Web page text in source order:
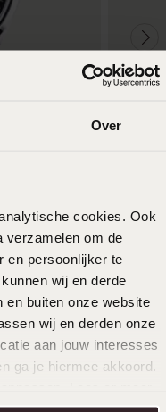
Over
cookies. Ook
verzamelen om de
en persoonlijker te
wij en derde
en buiten onze website
wij en derden onze
aan jouw interesses
ga je hiermee akkoord.
steel band